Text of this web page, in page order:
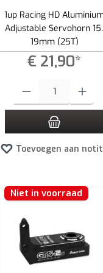
1up Racing HD
Adjustable Servohorn
19mm (25T)
€ 21,90*
Toevoegen aan
Niet in voorraad